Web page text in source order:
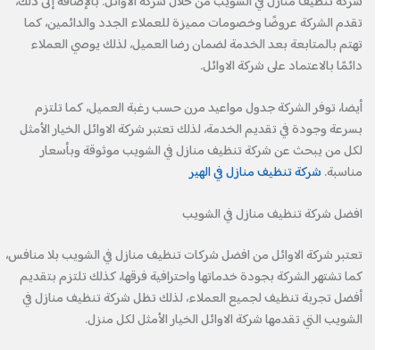
تقدم الشركة عروضًا وخصومات مميزة للعملاء الجدد والدائمين، كما
تهتم بالمتابعة بعد الخدمة لضمان رضا العميل، لذلك يوصي العملاء
دائمًا بالاعتماد على شركة الاوائل.
أيضا، توفر الشركة جدول مواعيد مرن حسب رغبة العميل، كما تلتزم
بسرعة وجودة في تقديم الخدمة، لذلك تعتبر شركة الاوائل الخيار الأمثل
لكل من يبحث عن شركة تنظيف منازل في الشويب موثوقة وبأسعار
مناسبة.شركة تنظيف منازل في الهير
افضل شركة تنظيف منازل في الشويب
تعتبر شركة الاوائل من افضل شركات تنظيف منازل في الشويب بلا منافس،
كما تشتهر الشركة بجودة خدماتها واحترافية فرقها، كذلك تلتزم بتقديم
أفضل تجربة تنظيف لجميع العملاء، لذلك تظل شركة تنظيف منازل في
الشويب التي تقدمها شركة الاوائل الخيار الأمثل لكل منزل.